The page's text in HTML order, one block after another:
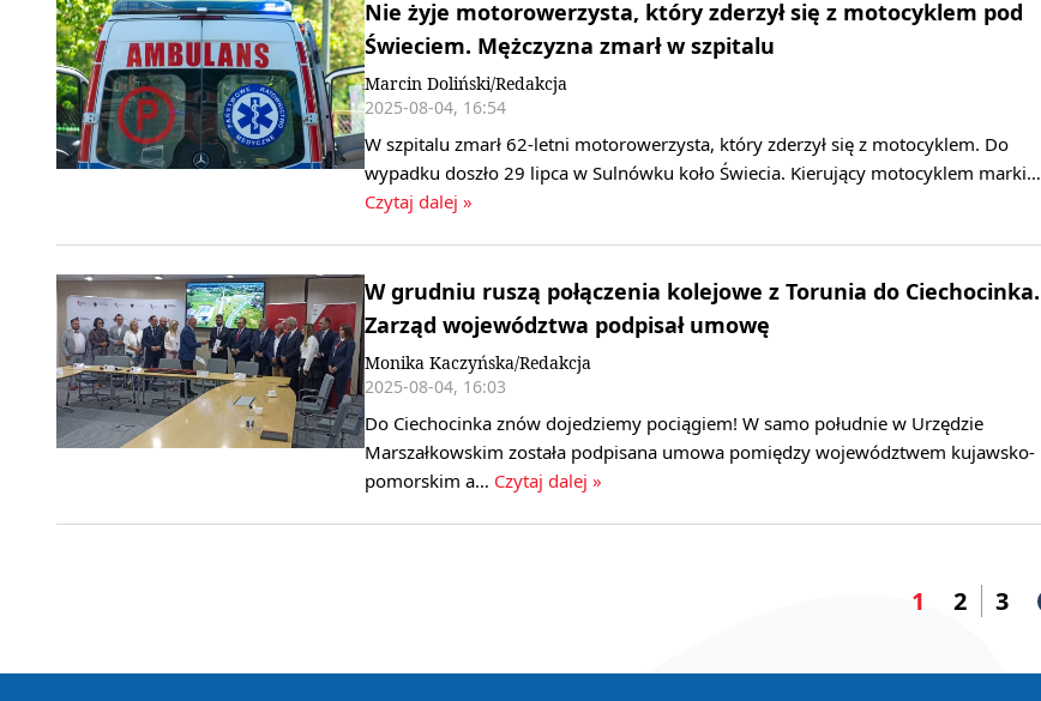
Nie żyje motorowerzysta, który zderzył się z motocyklem pod
Świeciem. Mężczyzna zmarł w szpitalu
Marcin Doliński/Redakcja
2025-08-04, 16:54
W szpitalu zmarł 62-letni motorowerzysta, który zderzył się z motocyklem. Do
wypadku doszło 29 lipca w Sulnówku koło Świecia. Kierujący motocyklem marki…
Czytaj dalej »
W grudniu ruszą połączenia kolejowe z Torunia do Ciechocinka.
Zarząd województwa podpisał umowę
Monika Kaczyńska/Redakcja
2025-08-04, 16:03
Do Ciechocinka znów dojedziemy pociągiem! W samo południe w Urzędzie
Marszałkowskim została podpisana umowa pomiędzy województwem kujawsko-
pomorskim a… Czytaj dalej »
1 2 3